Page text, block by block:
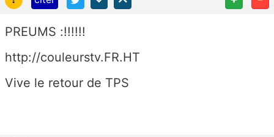
PREUMS :!!!!!!
http://couleurstv.FR.HT
Vive le retour de TPS